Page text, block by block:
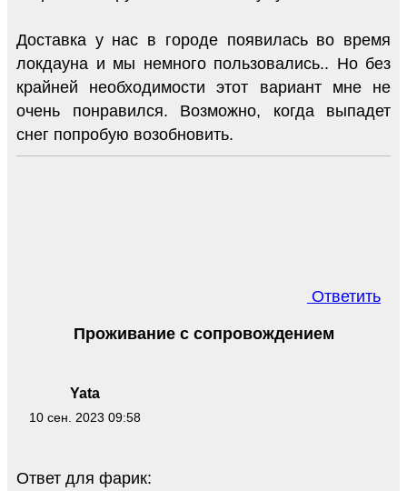
Доставка у нас в городе появилась во время
локдауна и мы немного пользовались.. Но без
крайней необходимости этот вариант мне не
очень понравился. Возможно, когда выпадет
снег попробую возобновить.
Ответить
Yata
10 сен. 2023 09:58
Проживание с сопровождением
Ответ для фарик: